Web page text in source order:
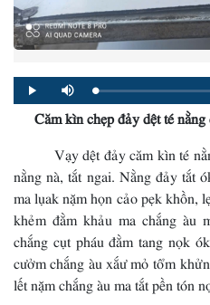
Play Mute Loaded:
0%
Progress:
0%
Căm kìn chẹp đảy dệt té
Vạy dệt đảy căm kìn té
nằng nà, tắt ngai. Nằng đảy tắt
ma lụak nặm họn cảo pẹk khồn,
khẻm đằm khảu ma chắng àu
chắng cụt pháu đằm tang nọk
cưởm chắng àu xắư mỏ tổm
lết nặm chắng àu ma tắt pền tón